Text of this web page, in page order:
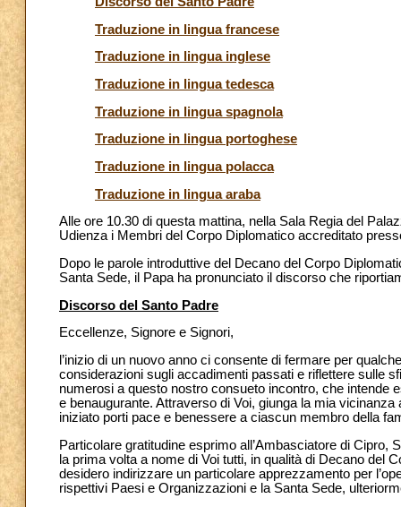
Traduzione in lingua francese
Traduzione in lingua inglese
Traduzione in lingua tedesca
Traduzione in lingua spagnola
Traduzione in lingua portoghese
Traduzione in lingua polacca
Traduzione in lingua araba
Alle ore 10.30 di questa mattina, nella Sala Regia del
Udienza i Membri del Corpo Diplomatico accreditato
Dopo le parole introduttive del Decano del Corpo
Santa Sede, il Papa ha pronunciato il discorso che
Discorso del Santo Padre
Eccellenze, Signore e Signori,
l’inizio di un nuovo anno ci consente di fermare per
considerazioni sugli accadimenti passati e riflettere sulle
numerosi a questo nostro consueto incontro, che intende
e benaugurante. Attraverso di Voi, giunga la mia vicinanza
iniziato porti pace e benessere a ciascun membro della
Particolare gratitudine esprimo all’Ambasciatore di
la prima volta a nome di Voi tutti, in qualità di Decano del
desidero indirizzare un particolare apprezzamento per
rispettivi Paesi e Organizzazioni e la Santa Sede,